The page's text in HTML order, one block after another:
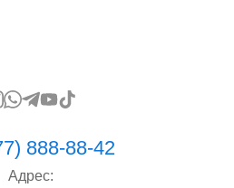
888-88-42
Адрес: